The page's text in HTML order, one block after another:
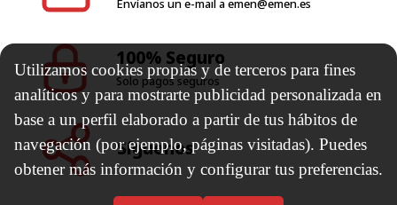
Envíanos un e-mail aemen@emen.es
100% Seguro
Solo pagos seguros
Síguenos
Utilizamos cookies propias y de terceros para fines
analíticos y para mostrarte publicidad personalizada en
base a un perfil elaborado a partir de tus hábitos de
navegación (por ejemplo, páginas visitadas). Puedes
obtener más información y configurar tus preferencias.